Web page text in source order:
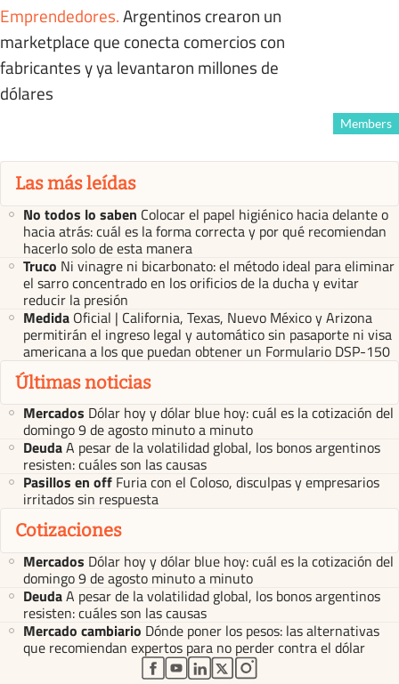
Emprendedores.Argentinos crearon un
marketplace que conecta comercios con
fabricantes y ya levantaron millones de
dólares
Members
Las más leídas
No todos lo saben Colocar el papel higiénico hacia delante o
hacia atrás: cuál es la forma correcta y por qué recomiendan
hacerlo solo de esta manera
Truco Ni vinagre ni bicarbonato: el método ideal para eliminar
el sarro concentrado en los orificios de la ducha y evitar
reducir la presión
Medida Oficial | California, Texas, Nuevo México y Arizona
permitirán el ingreso legal y automático sin pasaporte ni visa
americana a los que puedan obtener un Formulario DSP-150
Últimas noticias
Mercados Dólar hoy y dólar blue hoy: cuál es la cotización del
domingo 9 de agosto minuto a minuto
DeudaA pesar de la volatilidad global, los bonos argentinos
resisten: cuáles son las causas
Pasillos en off Furia con el Coloso, disculpas y empresarios
irritados sin respuesta
Cotizaciones
Mercados Dólar hoy y dólar blue hoy: cuál es la cotización del
domingo 9 de agosto minuto a minuto
DeudaA pesar de la volatilidad global, los bonos argentinos
resisten: cuáles son las causas
Mercado cambiario Dónde poner los pesos: las alternativas
que recomiendan expertos para no perder contra el dólar
abre en nueva pestaña
abre en nueva pestaña
abre en nueva pestaña
abre en nueva pestaña
abre en nueva pestaña